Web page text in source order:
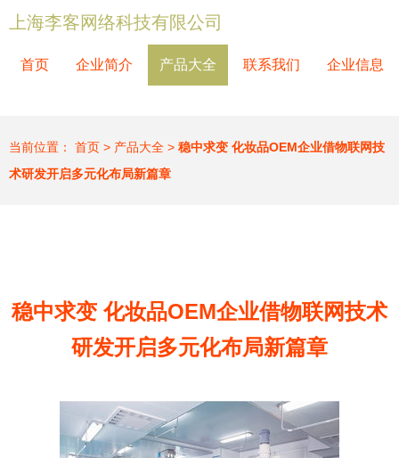
上海李客网络科技有限公司
首页 企业简介 产品大全 联系我们 企业信息
当前位置： 首页 > 产品大全 > 稳中求变 化妆品OEM企业借物联网技
术研发开启多元化布局新篇章
稳中求变 化妆品OEM企业借物联网技术
研发开启多元化布局新篇章